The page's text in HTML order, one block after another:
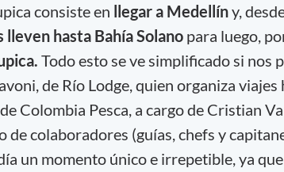
consiste en llegar a Medellíny,
lleven hasta Bahía Solano para luego,
Todo esto se ve simplificado si nos
de Río Lodge, quien organiza viajes
Colombia Pesca, a cargo de Cristian
de colaboradores (guías, chefs y
un momento único e irrepetible, ya